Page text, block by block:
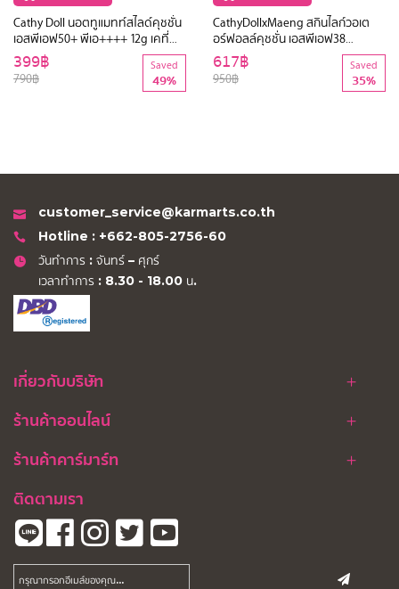
Cathy Doll นอตทูแมทท์สไลด์คุชชั่น
เอสพีเอฟ50+ พีเอ++++ 12g เคที่
ดอลล์
790฿
399฿ Saved
49%
CathyDollxMaeng สกินไลก์วอเต
อร์ฟอลล์คุชชั่น เอสพีเอฟ38
พีเอ+++ 15g
950฿
617฿ Saved
35%
customer_service@karmarts.co.th
Hotline : +662-805-2756-60
วันทำการ : จันทร์ – ศุกร์
เวลาทำการ : 8.30 - 18.00 น.
เกี่ยวกับบริษัท
ร้านค้าออนไลน์
ร้านค้าคาร์มาร์ท
ติดตามเรา